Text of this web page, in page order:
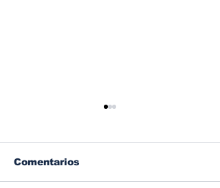
Comentarios